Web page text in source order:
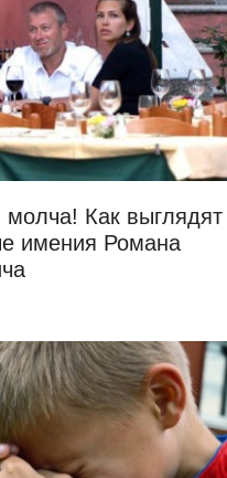
Как выглядят
имения Романа